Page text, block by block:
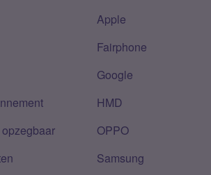
Apple
Fairphone
Google
HMD
OPPO
Samsung